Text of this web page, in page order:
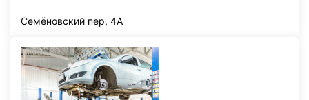
Семёновский пер, 4А